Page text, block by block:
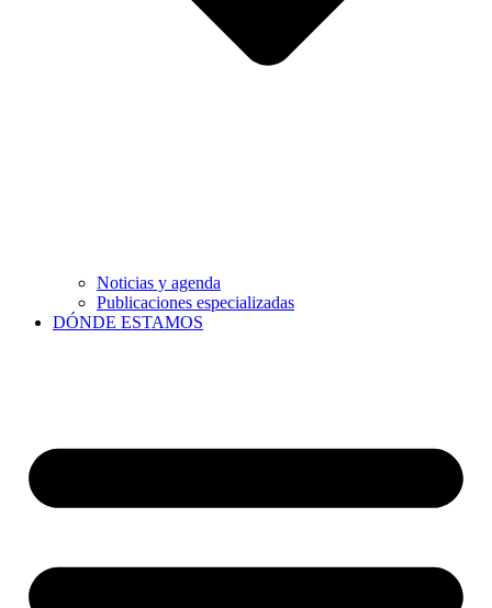
Noticias y agenda
Publicaciones especializadas
DÓNDE ESTAMOS